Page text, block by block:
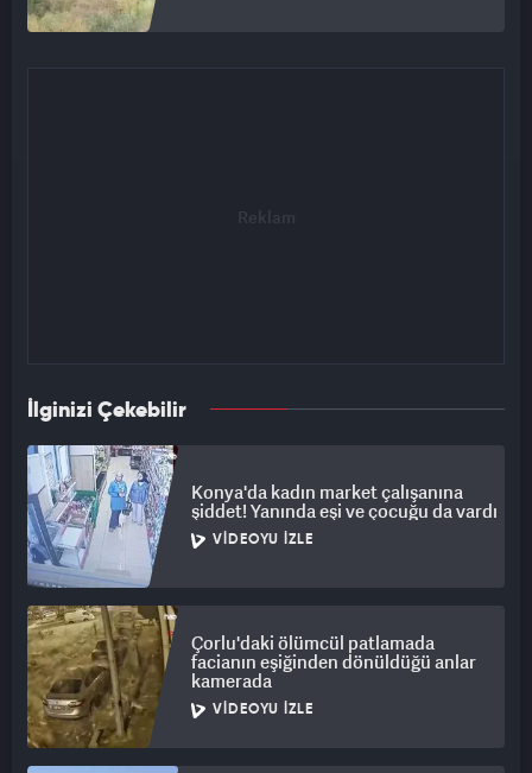
İlginizi Çekebilir
Konya'da kadın market çalışanına
şiddet! Yanında eşi ve çocuğu da vardı
VIDEOYU İZLE
Çorlu'daki ölümcül patlamada
facianın eşiğinden dönüldüğü anlar
kamerada
VIDEOYU İZLE